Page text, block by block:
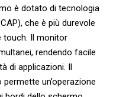
è dotato di tecnologia
che è più durevole
touch. Il monitor
rendendo facile
di applicazioni. Il
un’operazione